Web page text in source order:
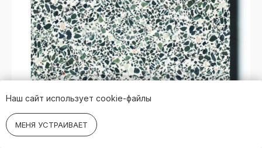
Наш сайт использует cookie-файлы
МЕНЯ УСТРАИВАЕТ
ПОЛИТИКА ОБРАБОТКИ ПЕРСОНАЛЬНЫХ ДАННЫХ
СОЗДАНИЕ САЙТА
© 2025 PETRA КАМЕНЬ ДЛЯ ДОМА
ИНН 504795592983